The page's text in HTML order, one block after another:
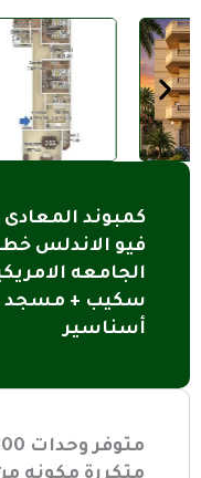
كمبوند
فيو الاندلس
سكيب + مسجد
أسناسير